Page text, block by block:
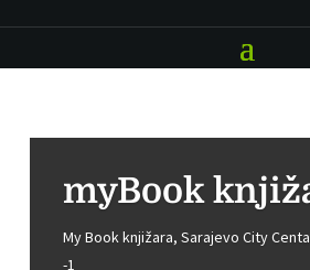
myBook
My Book knjižara, Sarajevo City
-1